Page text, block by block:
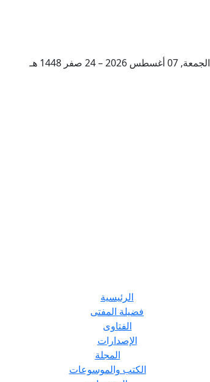
الجمعة, 07 أغسطس 2026 – 24 صفر 1448 هـ
الرئيسية
فضيلة المفتى
الفتاوى
الإصدارات
المجلة
الكتب والموسوعات